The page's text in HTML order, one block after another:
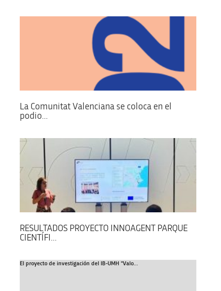
La Comunitat Valenciana se coloca en el
podio...
RESULTADOS PROYECTO INNOAGENT PARQUE
CIENTÍFI...
El proyecto de investigación del IB-UMH "Valo...